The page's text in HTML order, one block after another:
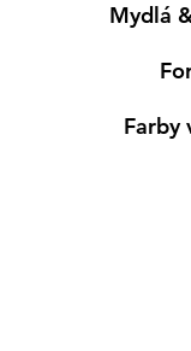
Mydlá
Farby